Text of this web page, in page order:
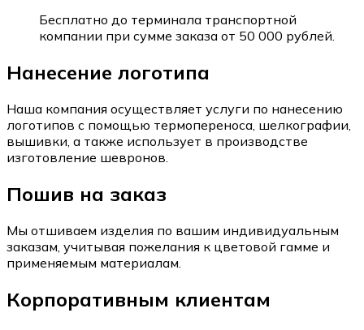
Бесплатно до терминала транспортной
компании при сумме заказа от 50 000 рублей.
Нанесение логотипа
Наша компания осуществляет услуги по нанесению
логотипов с помощью термопереноса, шелкографии,
вышивки, а также использует в производстве
изготовление шевронов.
Пошив на заказ
Мы отшиваем изделия по вашим индивидуальным
заказам, учитывая пожелания к цветовой гамме и
применяемым материалам.
Корпоративным клиентам